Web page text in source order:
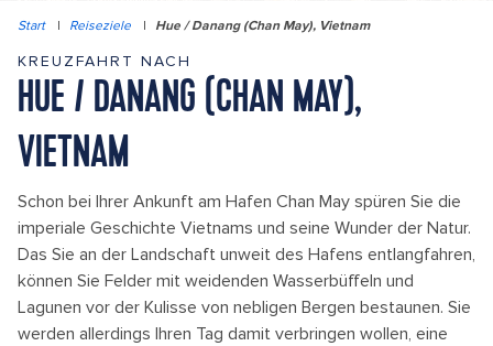
Start | Reiseziele | Hue / Danang (Chan May), Vietnam
KREUZFAHRT NACH
HUE / DANANG (CHAN MAY),
VIETNAM
Schon bei Ihrer Ankunft am Hafen Chan May spüren Sie die
imperiale Geschichte Vietnams und seine Wunder der Natur.
Das Sie an der Landschaft unweit des Hafens entlangfahren,
können Sie Felder mit weidenden Wasserbüffeln und
Lagunen vor der Kulisse von nebligen Bergen bestaunen. Sie
werden allerdings Ihren Tag damit verbringen wollen, eine